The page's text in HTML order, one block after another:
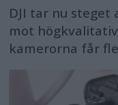
DJI tar nu
mot
kamerorna får